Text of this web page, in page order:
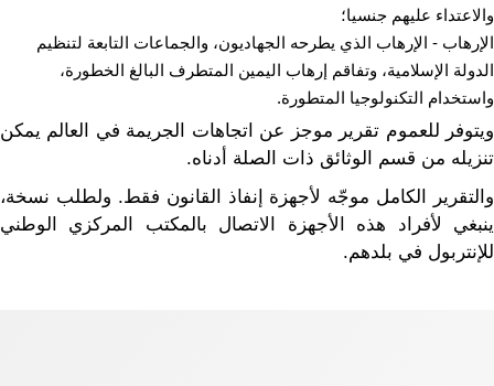
والاعتداء عليهم جنسيا؛
الإرهاب - الإرهاب الذي يطرحه الجهاديون، والجماعات التابعة لتنظيم
الدولة الإسلامية، وتفاقم إرهاب اليمين المتطرف البالغ الخطورة،
واستخدام التكنولوجيا المتطورة.
ويتوفر للعموم تقرير موجز عن اتجاهات الجريمة في العالم يمكن
تنزيله من قسم الوثائق ذات الصلة أدناه.
والتقرير الكامل موجّه لأجهزة إنفاذ القانون فقط. ولطلب نسخة،
ينبغي لأفراد هذه الأجهزة الاتصال بالمكتب المركزي الوطني
للإنتربول في بلدهم.